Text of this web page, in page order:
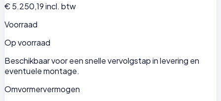
€ 5.250,19incl. btw
Voorraad
Op voorraad
Beschikbaar voor een snelle vervolgstap in levering en
eventuele montage.
Omvormervermogen